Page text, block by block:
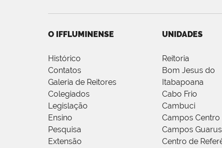
O IFFLUMINENSE
Histórico
Contatos
Galeria de Reitores
Colegiados
Legislação
Ensino
Pesquisa
Extensão
UNIDADES
Reitoria
Bom Jesus do
Itabapoana
Cabo Frio
Cambuci
Campos Centro
Campos Guarus
Centro de